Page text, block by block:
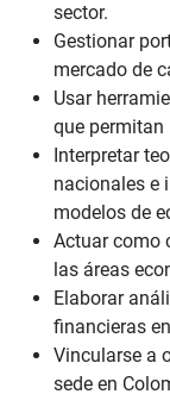
sector.
Gestionar
mercado de
Usar
que permitan
Interpretar
nacionales e
modelos de
Actuar como
las áreas
Elaborar
financieras
Vincularse a
sede en